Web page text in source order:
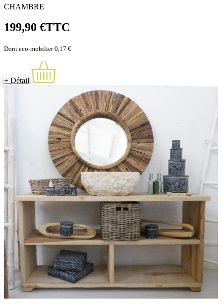
CHAMBRE
199,90 €TTC
Dont eco-mobilier 0,17 €
+ Détail